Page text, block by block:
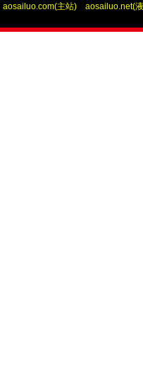
aosailuo.com(主站) aosailuo.net(